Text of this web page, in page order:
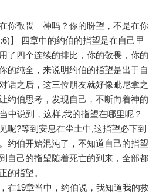
在你敬畏 神吗？你的盼望，不是在你
】 四章中的约伯的指望是在自己里
了四个连续的排比，你的敬畏，你的
的纯全，来说明约伯的指望是出于自
话之后，这三位朋友就好像毗尼拿之
约伯思考，发现自己，不断向着神的
中说到，这样,我的指望在哪里呢？
呢?等到安息在尘土中,这指望必下到
约伯开始混沌了，不知道自己的指望
自己的指望随着死亡的到来，全部都
的指望。
在19章当中，约伯说，我知道我的救